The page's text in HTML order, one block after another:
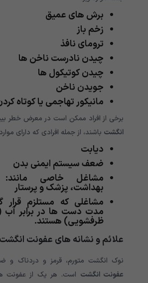
برش های عمیق
زخم باز
ترومای نافذ
چیدن نادرست ناخن ها
چیدن کوتیکول ها
جویدن ناخن
مانیکور تهاجمی یا کوتاه
برخی از افراد ممکن است در معرض خطر
انگشت باشند، از جمله افرادی که دارای
دیابت
ضعف سیستم ایمنی بدن
مشاغل خاصی مانند:
بهداشت، پزشک و پرستار
مشاغلی که مستلزم قرار
مدت دست ها در برابر آب
ظرفشویی) هستند.
علائم و نشانه های عفونت
نوک انگشت متورم، قرمز و دردناک و
عفونت انگشت است. هر یک از عفونت